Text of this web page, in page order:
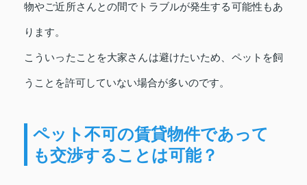
物やご近所さんとの間でトラブルが発生する可能性もあ
ります。
こういったことを大家さんは避けたいため、ペットを飼
うことを許可していない場合が多いのです。
ペット不可の賃貸物件であって
も交渉することは可能？